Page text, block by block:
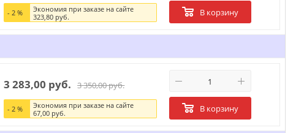
- 2%
Экономия при заказе на сайте
323,80 руб.
В корзину
3 283,00 руб. 3 350,00 руб.
- 2%
Экономия при заказе на сайте
67,00 руб.
В корзину